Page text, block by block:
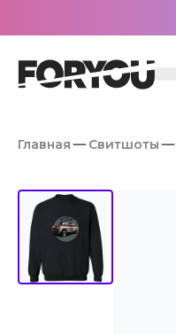
Главная Свитшоты